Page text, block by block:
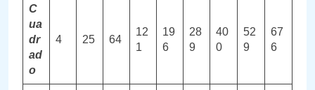
C
ua
dr
ad
o
4 25 64
12
1
19
6
28
9
40
0
52
9
67
6